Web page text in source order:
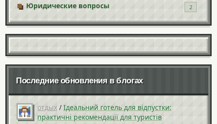
Юридические вопросы 2
Последние обновления в блогах
отдых / Ідеальний готель для відпустки:
практичні рекомендації для туристів